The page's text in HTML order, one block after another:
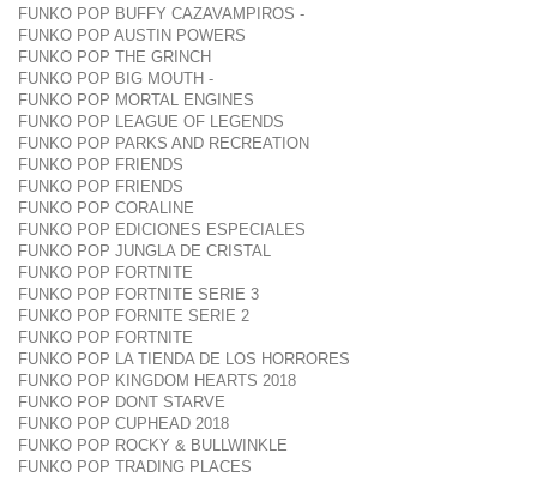
FUNKO POP BUFFY CAZAVAMPIROS -
FUNKO POP AUSTIN POWERS
FUNKO POP THE GRINCH
FUNKO POP BIG MOUTH -
FUNKO POP MORTAL ENGINES
FUNKO POP LEAGUE OF LEGENDS
FUNKO POP PARKS AND RECREATION
FUNKO POP FRIENDS
FUNKO POP FRIENDS
FUNKO POP CORALINE
FUNKO POP EDICIONES ESPECIALES
FUNKO POP JUNGLA DE CRISTAL
FUNKO POP FORTNITE
FUNKO POP FORTNITE SERIE 3
FUNKO POP FORNITE SERIE 2
FUNKO POP FORTNITE
FUNKO POP LA TIENDA DE LOS HORRORES
FUNKO POP KINGDOM HEARTS 2018
FUNKO POP DONT STARVE
FUNKO POP CUPHEAD 2018
FUNKO POP ROCKY & BULLWINKLE
FUNKO POP TRADING PLACES